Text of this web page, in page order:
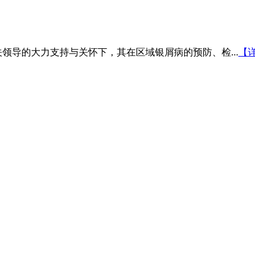
导的大力支持与关怀下，其在区域银屑病的预防、检... 【